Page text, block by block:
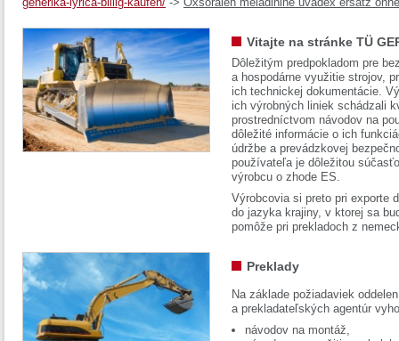
Vitajte na stránke TÜ
Dôležitým predpokladom pre
a hospodárne využitie strojov,
ich technickej dokumentácie.
ich výrobných liniek schádzali
prostredníctvom návodov na
dôležité informácie o ich
údržbe a prevádzkovej
používateľa je dôležitou
výrobcu o zhode ES.
Výrobcovia si preto pri exporte
do jazyka krajiny, v ktorej sa
pomôže pri prekladoch z
Preklady
Na základe požiadaviek
a prekladateľských agentúr
návodov na montáž,